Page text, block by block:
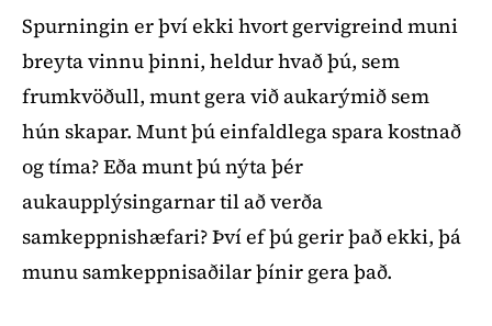
Spurningin er því ekki hvort gervigreind muni
breyta vinnu þinni, heldur hvað þú, sem
frumkvöðull, munt gera við aukarýmið sem
hún skapar. Munt þú einfaldlega spara kostnað
og tíma? Eða munt þú nýta þér
aukaupplýsingarnar til að verða
samkeppnishæfari? Því ef þú gerir það ekki, þá
munu samkeppnisaðilar þínir gera það.